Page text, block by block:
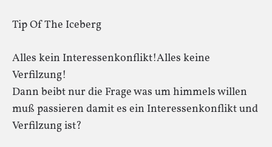
Tip Of The Iceberg
Alles kein Interessenkonflikt!Alles keine
Verfilzung!
Dann beibt nur die Frage was um himmels willen
muß passieren damit es ein Interessenkonflikt und
Verfilzung ist?